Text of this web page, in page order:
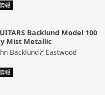
報
Backlund Model 100
Mist Metallic
BacklundとEastwood
報